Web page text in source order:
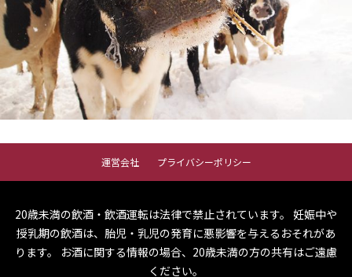
運営会社 プライバシーポリシー
20歳未満の飲酒・飲酒運転は法律で禁止されています。 妊娠中や
授乳期の飲酒は、胎児・乳児の発育に悪影響を与えるおそれがあ
ります。
お酒に関する情報の場合、20歳未満の方の共有はご遠慮
ください。